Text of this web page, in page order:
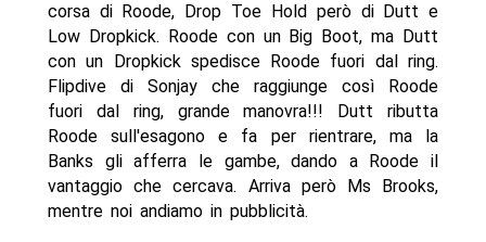
corsa di Roode, Drop Toe Hold però di Dutt e
Low Dropkick. Roode con un Big Boot, ma Dutt
con un Dropkick spedisce Roode fuori dal ring.
Flipdive di Sonjay che raggiunge così Roode
fuori dal ring, grande manovra!!! Dutt ributta
Roode sull'esagono e fa per rientrare, ma la
Banks gli afferra le gambe, dando a Roode il
vantaggio che cercava. Arriva però Ms Brooks,
mentre noi andiamo in pubblicità.